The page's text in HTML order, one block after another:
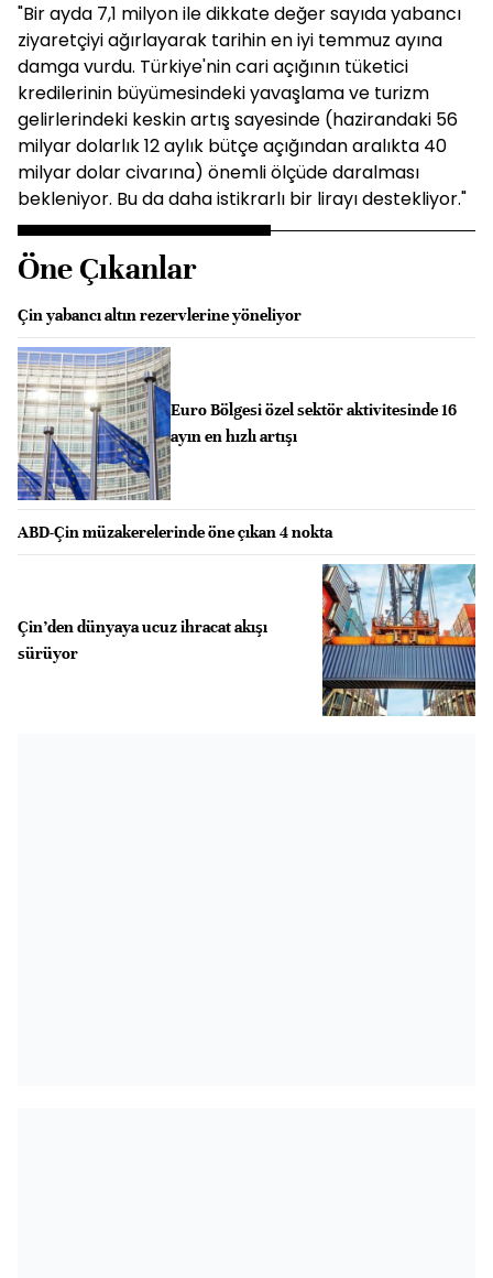
"Bir ayda 7,1 milyon ile dikkate değer sayıda yabancı
ziyaretçiyi ağırlayarak tarihin en iyi temmuz ayına
damga vurdu. Türkiye'nin cari açığının tüketici
kredilerinin büyümesindeki yavaşlama ve turizm
gelirlerindeki keskin artış sayesinde (hazirandaki 56
milyar dolarlık 12 aylık bütçe açığından aralıkta 40
milyar dolar civarına) önemli ölçüde daralması
bekleniyor. Bu da daha istikrarlı bir lirayı destekliyor."
Öne Çıkanlar
Çin yabancı altın rezervlerine yöneliyor
Euro Bölgesi özel sektör aktivitesinde 16
ayın en hızlı artışı
ABD-Çin müzakerelerinde öne çıkan 4 nokta
Çin’den dünyaya ucuz ihracat akışı
sürüyor